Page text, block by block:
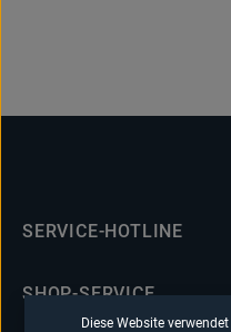
SERVICE-HOTLINE
SHOP-SERVICE
Diese Website